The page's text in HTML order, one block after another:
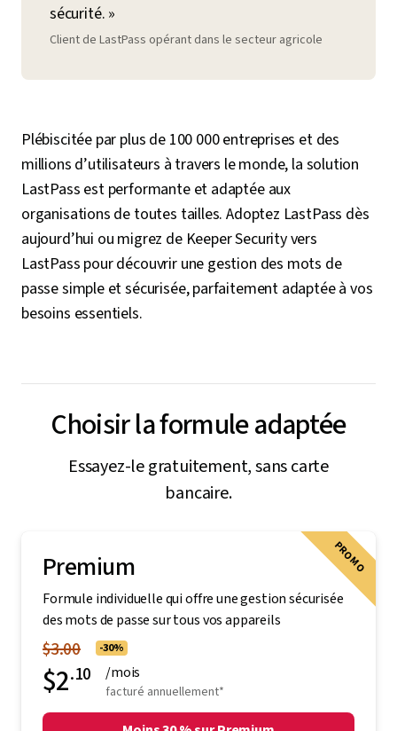
sécurité. »
Client de LastPass opérant dans le secteur agricole
Plébiscitée par plus de 100 000 entreprises et des
millions d’utilisateurs à travers le monde, la solution
LastPass est performante et adaptée aux
organisations de toutes tailles. Adoptez LastPass dès
aujourd’hui ou migrez de Keeper Security vers
LastPass pour découvrir une gestion des mots de
passe simple et sécurisée, parfaitement adaptée à vos
besoins essentiels.
Choisir la formule adaptée
Essayez-le gratuitement, sans carte
bancaire.
PROMO
Premium
Formule individuelle qui offre une gestion sécurisée
des mots de passe sur tous vos appareils
$3.00 -30%
$2.10 /mois
facturé annuellement*